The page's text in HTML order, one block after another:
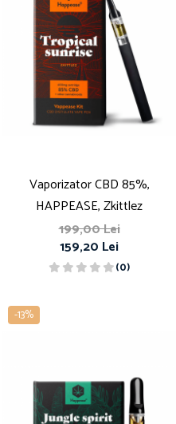
Vaporizator CBD 85%,
HAPPEASE, Zkittlez
199,00 Lei
159,20 Lei
(0)
-13%